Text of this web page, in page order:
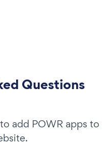
Questions
add POWR apps to